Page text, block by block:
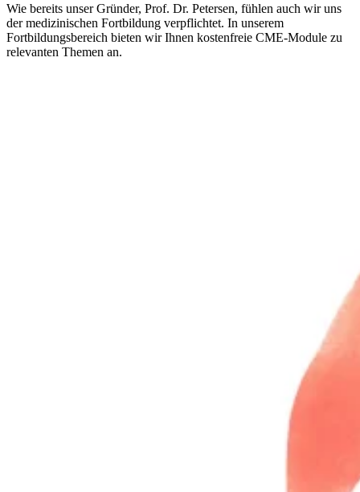
Wie bereits unser Gründer, Prof. Dr. Petersen, fühlen auch wir uns
der medizinischen Fortbildung verpflichtet. In unserem
Fortbildungsbereich bieten wir Ihnen kostenfreie CME-Module zu
relevanten Themen an.